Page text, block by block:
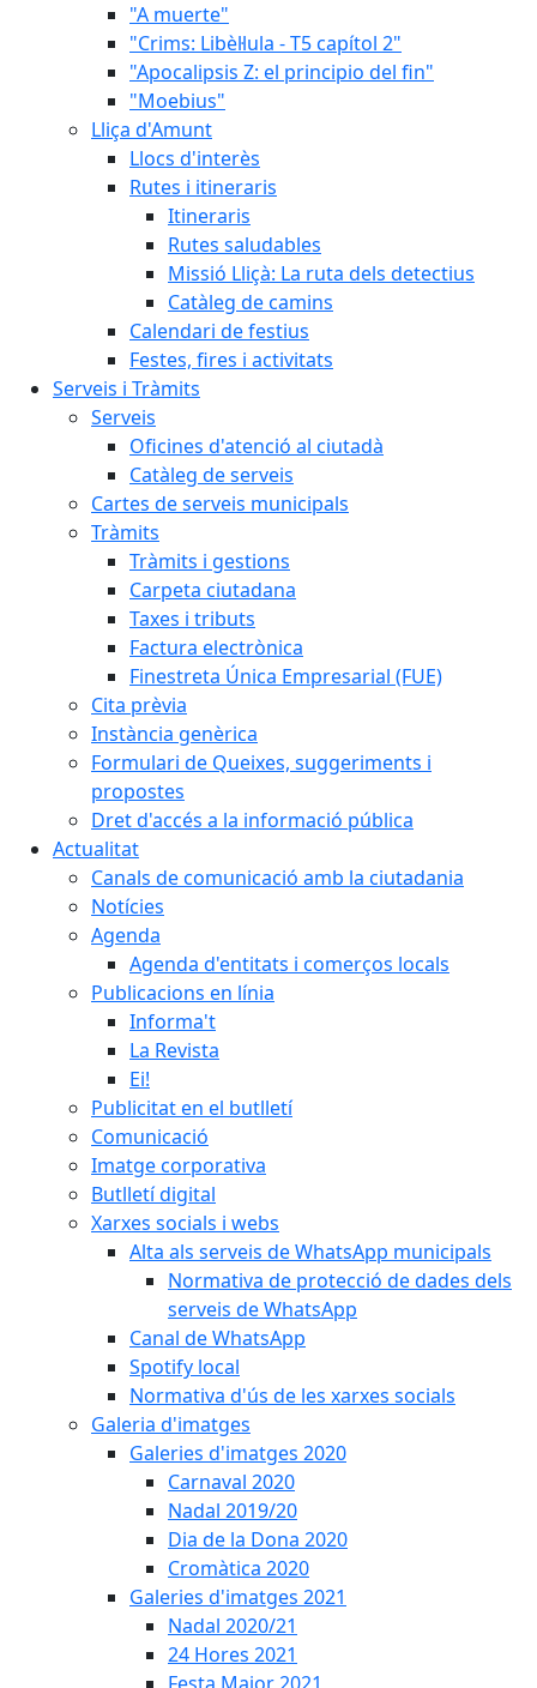
"A muerte"
"Crims: Libèl·lula - T5 capítol 2"
"Apocalipsis Z: el principio del fin"
"Moebius"
Lliça d'Amunt
Llocs d'interès
Rutes i itineraris
Itineraris
Rutes saludables
Missió Lliçà: La ruta dels detectius
Catàleg de camins
Calendari de festius
Festes, fires i activitats
Serveis i Tràmits
Serveis
Oficines d'atenció al ciutadà
Catàleg de serveis
Cartes de serveis municipals
Tràmits
Tràmits i gestions
Carpeta ciutadana
Taxes i tributs
Factura electrònica
Finestreta Única Empresarial (FUE)
Cita prèvia
Instància genèrica
Formulari de Queixes, suggeriments i
propostes
Dret d'accés a la informació pública
Actualitat
Canals de comunicació amb la ciutadania
Notícies
Agenda
Agenda d'entitats i comerços locals
Publicacions en línia
Informa't
La Revista
Ei!
Publicitat en el butlletí
Comunicació
Imatge corporativa
Butlletí digital
Xarxes socials i webs
Alta als serveis de WhatsApp municipals
Normativa de protecció de dades dels
serveis de WhatsApp
Canal de WhatsApp
Spotify local
Normativa d'ús de les xarxes socials
Galeria d'imatges
Galeries d'imatges 2020
Carnaval 2020
Nadal 2019/20
Dia de la Dona 2020
Cromàtica 2020
Galeries d'imatges 2021
Nadal 2020/21
24 Hores 2021